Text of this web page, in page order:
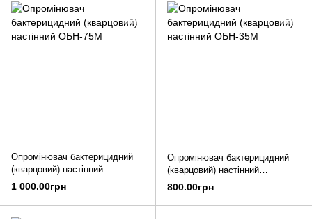
Опромінювач бактерицидний
(кварцовий) настінний
ОБН-75М
1 000.00грн
Опромінювач бактерицидний
(кварцовий) настінний
ОБН-35М
800.00грн